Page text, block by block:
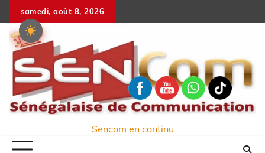
to
content
samedi, août 8, 2026
Sencom en continu